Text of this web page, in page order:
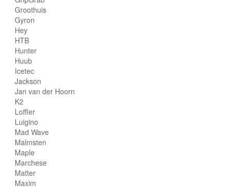
Groothuis
Gyron
Hey
HTB
Hunter
Huub
Icetec
Jackson
Jan van der Hoorn
K2
Loffler
Luigino
Mad Wave
Malmsten
Maple
Marchese
Matter
Maxim